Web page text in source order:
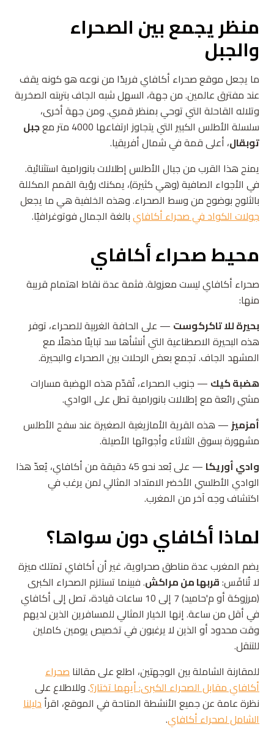
منظر يجمع بين الصحراء
والجبل
ما يجعل موقع صحراء أكافاي فريدًا من نوعه هو كونه يقف
عند مفترق عالمين. من جهة، السهل شبه الجاف بتربته الصخرية
وتلاله القاحلة التي توحي بمنظر قمري. ومن جهة أخرى،
سلسلة الأطلس الكبير التي يتجاوز ارتفاعها 4000 متر مع
جبل
توبقال، أعلى قمة في شمال أفريقيا.
يمنح هذا القرب من جبال الأطلس إطلالات بانورامية استثنائية.
في الأجواء الصافية (وهي كثيرة)، يمكنك رؤية القمم المكللة
بالثلوج بوضوح من وسط الصحراء. وهذه الخلفية هي ما يجعل
جولات الكواد في صحراء أكافايبالغة الجمال فوتوغرافيًا.
محيط صحراء أكافاي
صحراء أكافاي ليست معزولة. فثمة عدة نقاط اهتمام قريبة
منها:
بحيرة للا تاكركوست — على الحافة الغربية للصحراء، توفر
هذه البحيرة الاصطناعية التي أنشأها سد تباينًا مذهلًا مع
المشهد الجاف. تجمع بعض الرحلات بين الصحراء والبحيرة.
هضبة كيك — جنوب الصحراء، تُقدّم هذه الهضبة مسارات
مشي رائعة مع إطلالات بانورامية تطل على الوادي.
أمزميز— هذه القرية الأمازيغية الصغيرة عند سفح الأطلس
مشهورة بسوق الثلاثاء وأجوائها الأصيلة.
وادي أوريكا
— على بُعد نحو 45 دقيقة من أكافاي، يُعدّ هذا
الوادي الأطلسي الأخضر الامتداد المثالي لمن يرغب في
اكتشاف وجه آخر من المغرب.
لماذا أكافاي دون سواها؟
يضم المغرب عدة مناطق صحراوية، غير أن أكافاي تمتلك ميزة
لا تُنافَس:قربها من مراكش. فبينما تستلزم الصحراء الكبرى
(مرزوكة أو م'حاميد) 7 إلى 10 ساعات قيادة، تصل إلى أكافاي
في أقل من ساعة. إنها الخيار المثالي للمسافرين الذين لديهم
وقت محدود أو الذين لا يرغبون في تخصيص يومين كاملين
للتنقل.
للمقارنة الشاملة بين الوجهتين، اطلع على مقالناصحراء
أكافاي مقابل الصحراء الكبرى: أيهما تختار؟. وللاطلاع على
نظرة عامة عن جميع الأنشطة المتاحة في الموقع، اقرأدليلنا
الشامل لصحراء أكافاي.